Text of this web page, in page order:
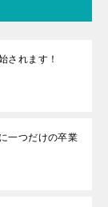
されます！
一つだけの卒業